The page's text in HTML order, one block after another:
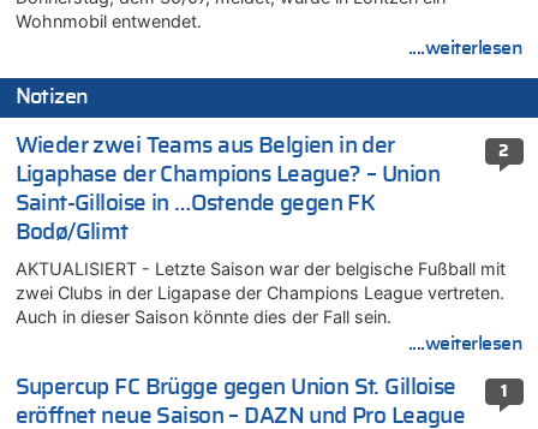
Wohnmobil entwendet.
....weiterlesen
Notizen
2
Wieder zwei Teams aus Belgien in der
Ligaphase der Champions League? – Union
Saint-Gilloise in …Ostende gegen FK
Bodø/Glimt
AKTUALISIERT - Letzte Saison war der belgische Fußball mit
zwei Clubs in der Ligapase der Champions League vertreten.
Auch in dieser Saison könnte dies der Fall sein.
....weiterlesen
1
Supercup FC Brügge gegen Union St. Gilloise
eröffnet neue Saison – DAZN und Pro League